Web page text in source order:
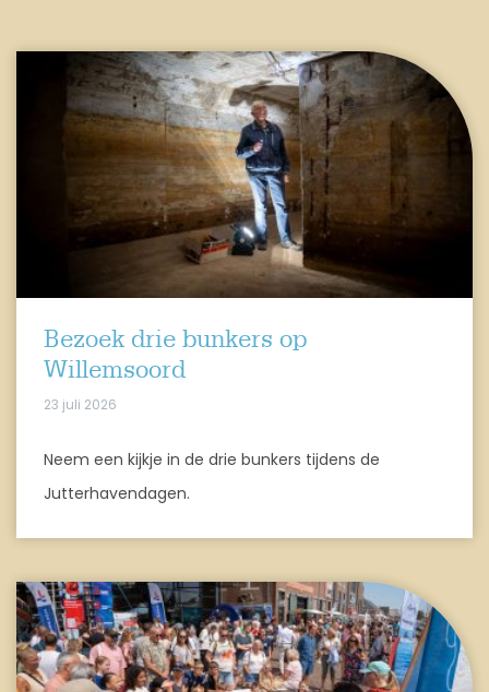
Bezoek drie bunkers op
Willemsoord
23 juli 2026
Neem een kijkje in de drie bunkers tijdens de
Jutterhavendagen.